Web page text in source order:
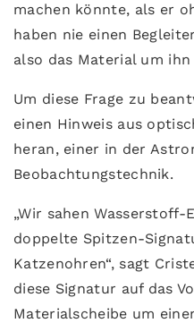
machen könnte, als er
haben nie einen
also das Material um ihn
Um diese Frage zu
einen Hinweis aus
heran, einer in der
Beobachtungstechnik.
„Wir sahen
doppelte Spitzen-
Katzenohren“, sagt
diese Signatur auf das
Materialscheibe um